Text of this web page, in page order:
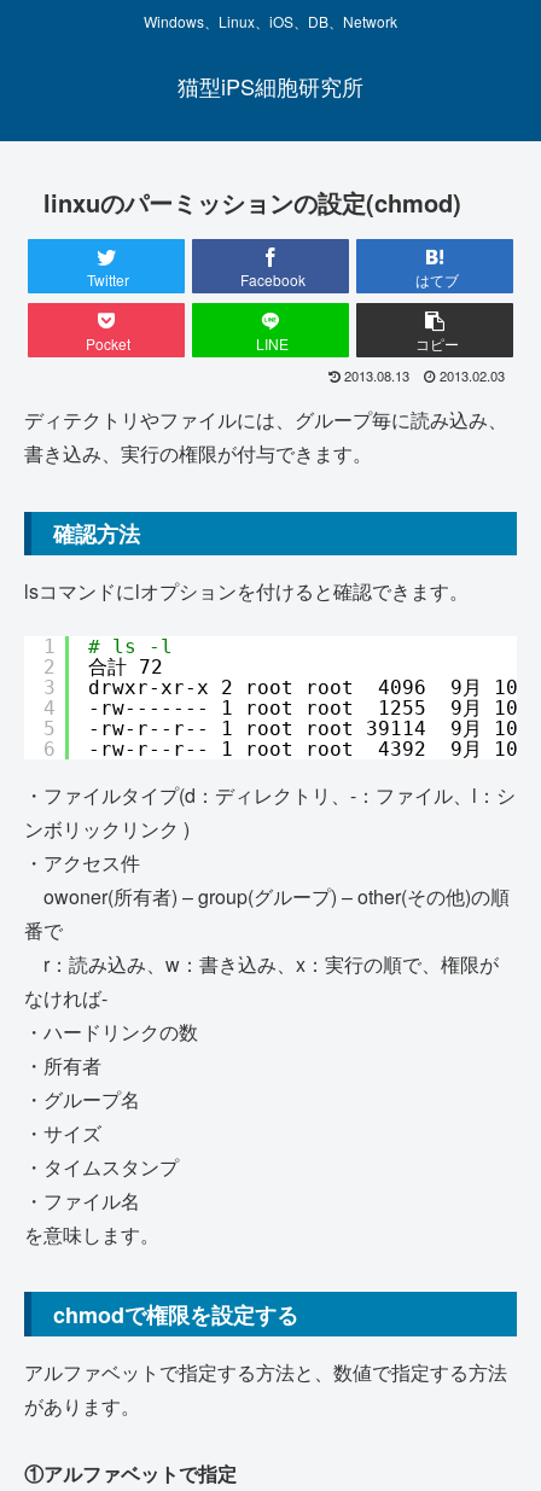
Windows、Linux、iOS、DB、Network
猫型iPS細胞研究所
linxuのパーミッションの設定(chmod)
Twitter Facebook はてブ
Pocket LINE コピー
2013.08.13 2013.02.03
ディテクトリやファイルには、グループ毎に読み込み、
書き込み、実行の権限が付与できます。
確認方法
lsコマンドにlオプションを付けると確認できます。
1
2
3
4
5
6
# ls -l
合計 72
drwxr-xr-x 2 root root  4096  9月 10
-rw------- 1 root root  1255  9月 10
-rw-r--r-- 1 root root 39114  9月 10
-rw-r--r-- 1 root root  4392  9月 10
・ファイルタイプ(d：ディレクトリ、-：ファイル、l：シ
ンボリックリンク )
・アクセス件
owoner(所有者) – group(グループ) – other(その他)の順
番で
r：読み込み、w：書き込み、x：実行の順で、権限が
なければ-
・ハードリンクの数
・所有者
・グループ名
・サイズ
・タイムスタンプ
・ファイル名
を意味します。
chmodで権限を設定する
アルファベットで指定する方法と、数値で指定する方法
があります。
①アルファベットで指定